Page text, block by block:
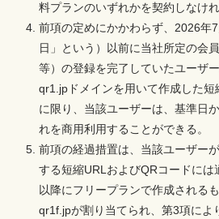
料プランのいずれかを契約しなけれ
前項の定めにかかわらず、2026年
日」という）以前に当社所定の会
等）の登録を完了していたユーザ
qr1.jpドメインを用いて作成した短
に限り、当該ユーザーは、基準日
れを商用利用することができる。
前項の経過措置は、当該ユーザー
する短縮URLおよびQRコードには
以降にフリープランで作成される
qr1f.jpが割り当てられ、第3項によ